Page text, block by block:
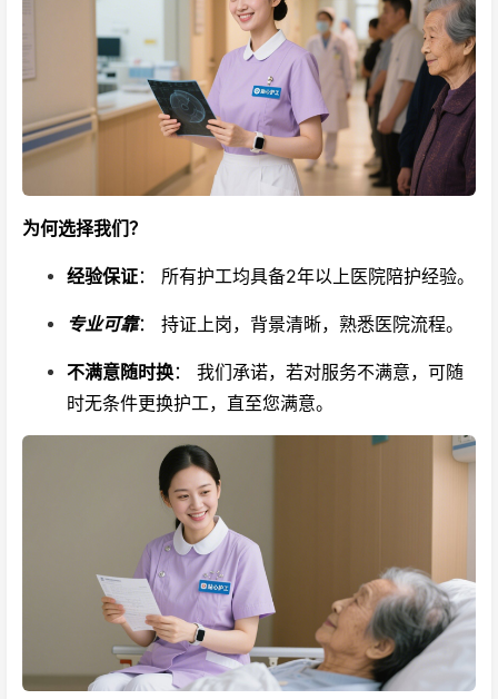
为何选择我们？
经验保证： 所有护工均具备2年以上医院陪护经验。
专业可靠： 持证上岗，背景清晰，熟悉医院流程。
不满意随时换： 我们承诺，若对服务不满意，可随
时无条件更换护工，直至您满意。